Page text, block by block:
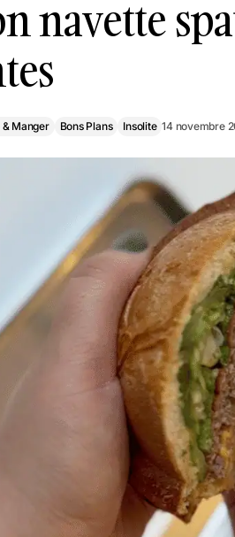
navette
& Manger Bons Plans Insolite 14 novembre